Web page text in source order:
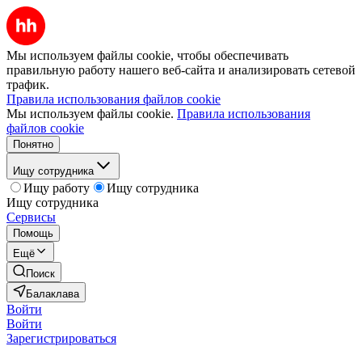
Мы используем файлы cookie, чтобы обеспечивать
правильную работу нашего веб-сайта и анализировать сетевой
трафик.
Правила использования файлов cookie
Мы используем файлы cookie. Правила использования
файлов cookie
Понятно
Ищу сотрудника
Ищу работу
Ищу сотрудника
Ищу сотрудника
Сервисы
Помощь
Ещё
Поиск
Балаклава
Войти
Войти
Зарегистрироваться